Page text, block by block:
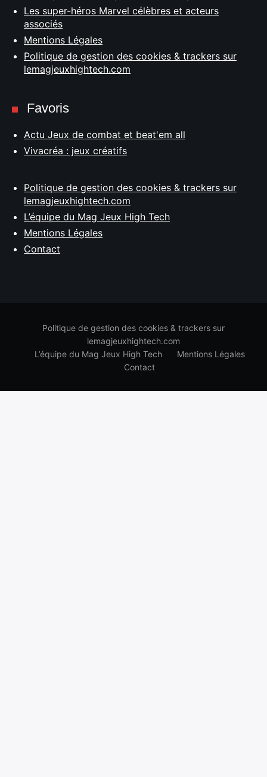
Les super-héros Marvel célèbres et acteurs
associés
Mentions Légales
Politique de gestion des cookies & trackers sur
lemagjeuxhightech.com
Favoris
Actu Jeux de combat et beat'em all
Vivacréa : jeux créatifs
Politique de gestion des cookies & trackers sur
lemagjeuxhightech.com
L’équipe du Mag Jeux High Tech
Mentions Légales
Contact
Politique de gestion des cookies & trackers sur
lemagjeuxhightech.com
L’équipe du Mag Jeux High Tech
Mentions Légales
Contact